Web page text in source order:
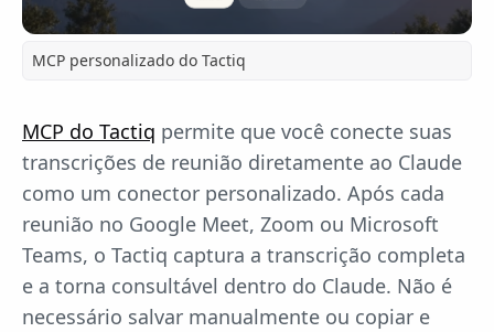
MCP personalizado do Tactiq
MCP do Tactiq permite que você conecte suas
transcrições de reunião diretamente ao Claude
como um conector personalizado. Após cada
reunião no Google Meet, Zoom ou Microsoft
Teams, o Tactiq captura a transcrição completa
e a torna consultável dentro do Claude. Não é
necessário salvar manualmente ou copiar e